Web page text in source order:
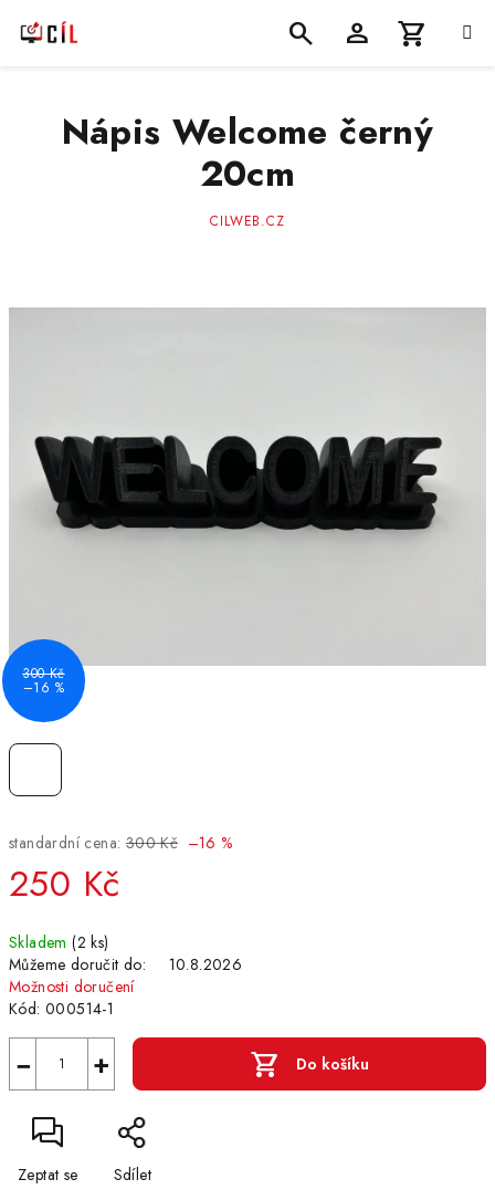
košík
standardní cena: 300 Kč –16 %
250 Kč
cena:
Skladem(2 ks)
Můžeme doručit do:
10.8.2026
Možnosti doručení
Kód: 000514-1
+
− Do košíku
Zeptat se Sdílet
Nápis Welcome černý
20cm
CILWEB.CZ
300 Kč
–16 %